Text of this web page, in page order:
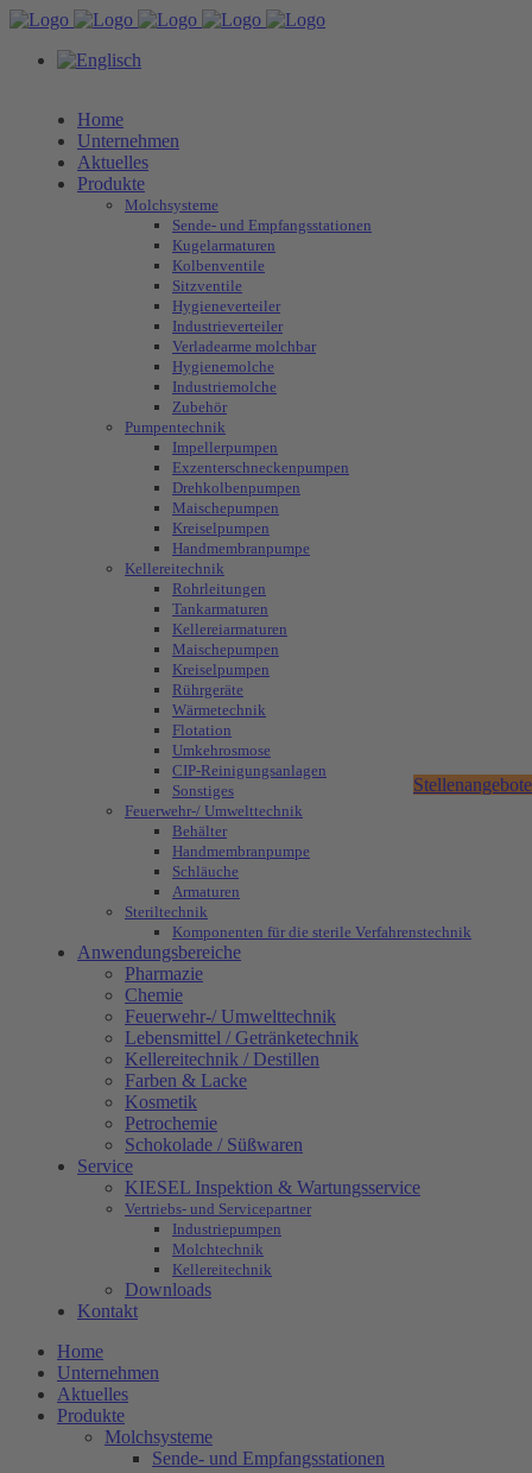
Home
Unternehmen
Aktuelles
Produkte
Molchsysteme
Sende- und Empfangsstationen
Kugelarmaturen
Kolbenventile
Sitzventile
Hygieneverteiler
Industrieverteiler
Verladearme molchbar
Hygienemolche
Industriemolche
Zubehör
Pumpentechnik
Impellerpumpen
Exzenterschneckenpumpen
Drehkolbenpumpen
Maischepumpen
Kreiselpumpen
Handmembranpumpe
Kellereitechnik
Rohrleitungen
Tankarmaturen
Kellereiarmaturen
Maischepumpen
Kreiselpumpen
Rührgeräte
Wärmetechnik
Flotation
Umkehrosmose
CIP-Reinigungsanlagen
Sonstiges
Feuerwehr-/ Umwelttechnik
Behälter
Handmembranpumpe
Schläuche
Armaturen
Steriltechnik
Komponenten für die sterile Verfahrenstechnik
Anwendungsbereiche
Pharmazie
Chemie
Feuerwehr-/ Umwelttechnik
Lebensmittel / Getränketechnik
Kellereitechnik / Destillen
Farben & Lacke
Kosmetik
Petrochemie
Schokolade / Süßwaren
Service
KIESEL Inspektion & Wartungsservice
Vertriebs- und Servicepartner
Industriepumpen
Molchtechnik
Kellereitechnik
Downloads
Kontakt
Home
Unternehmen
Aktuelles
Produkte
Molchsysteme
Sende- und Empfangsstationen
Stellenangebote